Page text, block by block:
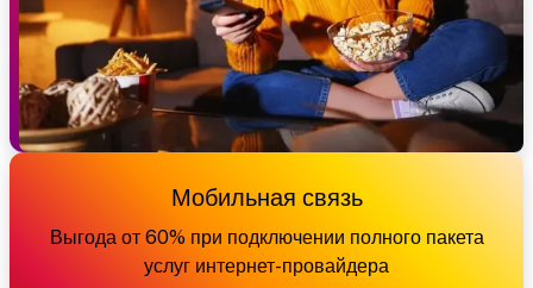
Мобильная связь
Выгода от 60% при подключении полного пакета
услуг интернет-провайдера